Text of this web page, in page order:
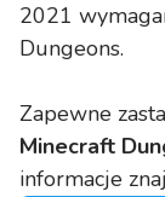
2021
Dungeons.
Zapewne
Minecraft
informacje